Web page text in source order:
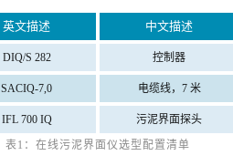
英文描述 中文描述
DIQ/S 282 控制器
SACIQ-7,0 电缆线，7 米
IFL 700 IQ 污泥界面探头
表1：在线污泥界面仪选型配置清单